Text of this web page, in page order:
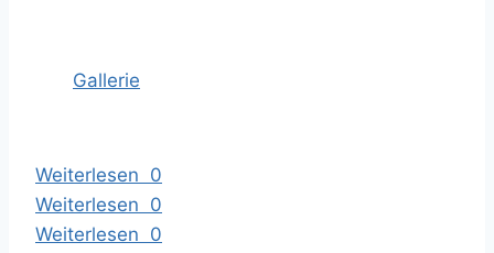
Gallerie
Weiterlesen 0
Weiterlesen 0
Weiterlesen 0